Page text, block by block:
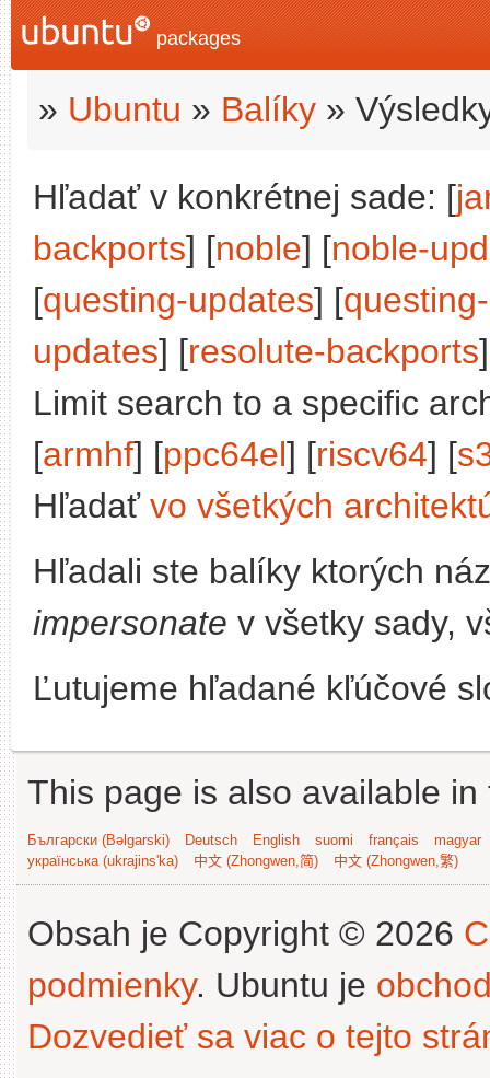
packages
» Ubuntu » Balíky »
Hľadať v konkrétnej sade: [
backports] [noble] [noble-
[questing-updates] [
updates] [resolute-backports
Limit search to a specific
[armhf] [ppc64el] [riscv64] [
Hľadať vo všetkých
Hľadali ste balíky ktorých
impersonate v všetky sady,
Ľutujeme hľadané kľúčové
This page is also available
Български (Bəlgarski) Deutsch English suomi français
magyar
українська (ukrajins'ka)
中文 (Zhongwen,简) 中文 (Zhongwen,繁)
Obsah je Copyright © 2026
podmienky. Ubuntu je
Dozvedieť sa viac o tejto